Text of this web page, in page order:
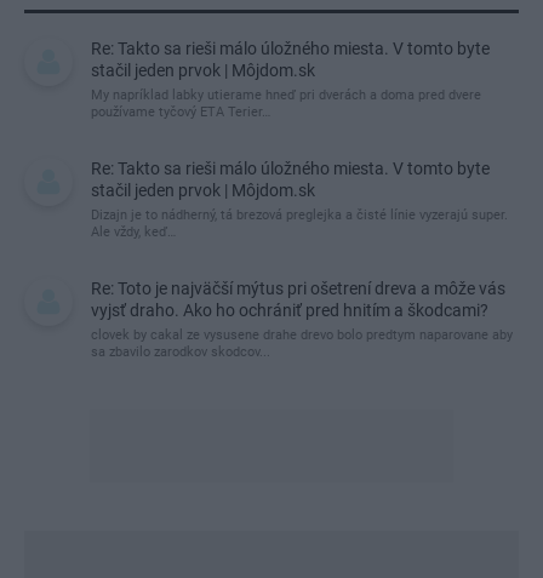
Re: Takto sa rieši málo úložného miesta. V tomto byte
stačil jeden prvok | Môjdom.sk
My napríklad labky utierame hneď pri dverách a doma pred dvere
používame tyčový ETA Terier…
Re: Takto sa rieši málo úložného miesta. V tomto byte
stačil jeden prvok | Môjdom.sk
Dizajn je to nádherný, tá brezová preglejka a čisté línie vyzerajú super.
Ale vždy, keď…
Re: Toto je najväčší mýtus pri ošetrení dreva a môže vás
vyjsť draho. Ako ho ochrániť pred hnitím a škodcami?
clovek by cakal ze vysusene drahe drevo bolo predtym naparovane aby
sa zbavilo zarodkov skodcov...